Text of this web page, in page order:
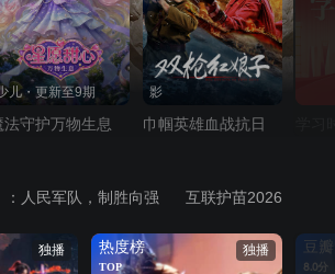
儿・更新至9期
法守护万物生息
影
巾帼英雄血战抗日
：人民军队，制胜向强 互联护苗2026
独播 独播
热度榜
TOP
豆瓣
8.0分